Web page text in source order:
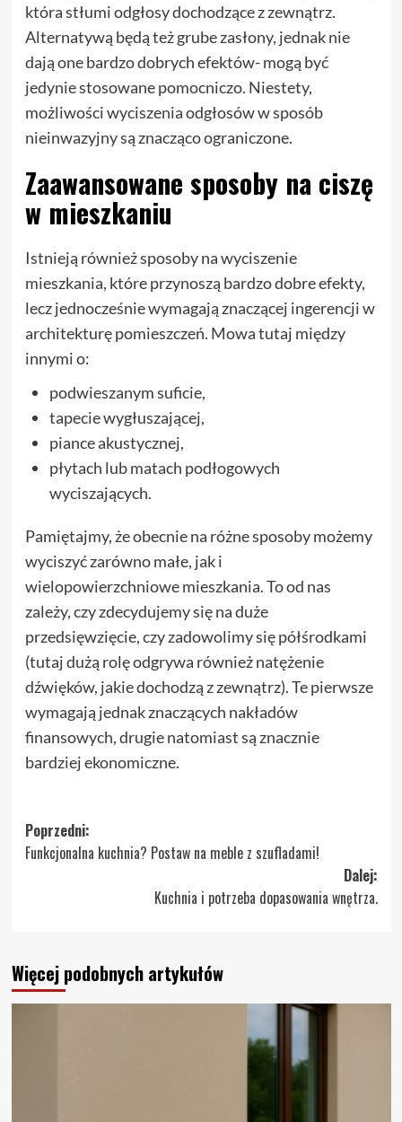
która stłumi odgłosy dochodzące z zewnątrz.
Alternatywą będą też grube zasłony, jednak nie
dają one bardzo dobrych efektów- mogą być
jedynie stosowane pomocniczo. Niestety,
możliwości wyciszenia odgłosów w sposób
nieinwazyjny są znacząco ograniczone.
Zaawansowane sposoby na ciszę
w mieszkaniu
Istnieją również sposoby na wyciszenie
mieszkania, które przynoszą bardzo dobre efekty,
lecz jednocześnie wymagają znaczącej ingerencji w
architekturę pomieszczeń. Mowa tutaj między
innymi o:
podwieszanym suficie,
tapecie wygłuszającej,
piance akustycznej,
płytach lub matach podłogowych
wyciszających.
Pamiętajmy, że obecnie na różne sposoby możemy
wyciszyć zarówno małe, jak i
wielopowierzchniowe mieszkania. To od nas
zależy, czy zdecydujemy się na duże
przedsięwzięcie, czy zadowolimy się półśrodkami
(tutaj dużą rolę odgrywa również natężenie
dźwięków, jakie dochodzą z zewnątrz). Te pierwsze
wymagają jednak znaczących nakładów
finansowych, drugie natomiast są znacznie
bardziej ekonomiczne.
Zobacz
wpisy
Poprzedni:
Funkcjonalna kuchnia? Postaw na meble z szufladami!
Dalej:
Kuchnia i potrzeba dopasowania wnętrza.
Więcej podobnych artykułów